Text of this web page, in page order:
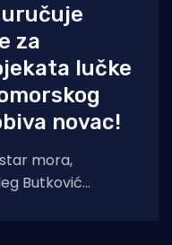
za
lučke
novac!
mora,
Butković